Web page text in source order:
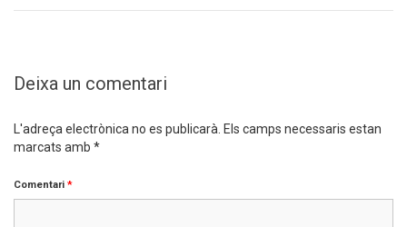
Deixa un comentari
L'adreça electrònica no es publicarà. Els camps necessaris estan
marcats amb *
Comentari *